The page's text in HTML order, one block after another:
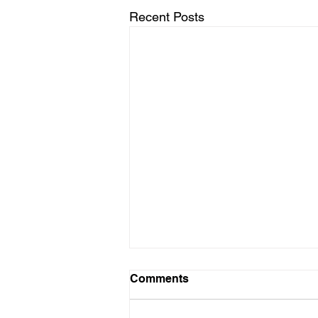
Recent Posts
Probleme probleme
Die hoop het toe nie beskaam
Comments